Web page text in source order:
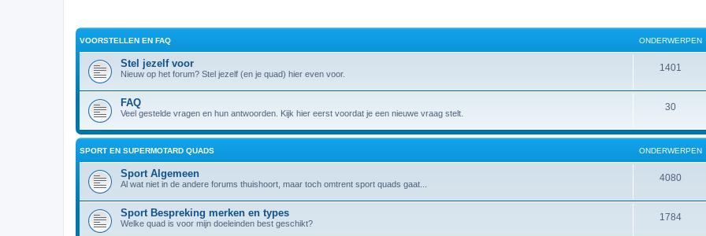
VOORSTELLEN EN FAQ ONDERWERPEN
Stel jezelf voor
Nieuw op het forum? Stel jezelf (en je quad) hier even voor.
1401
FAQ
Veel gestelde vragen en hun antwoorden. Kijk hier eerst voordat je een nieuwe vraag stelt.
30
SPORT EN SUPERMOTARD QUADS ONDERWERPEN
Sport Algemeen
Al wat niet in de andere forums thuishoort, maar toch omtrent sport quads gaat...
4080
Sport Bespreking merken en types
Welke quad is voor mijn doeleinden best geschikt?
1784